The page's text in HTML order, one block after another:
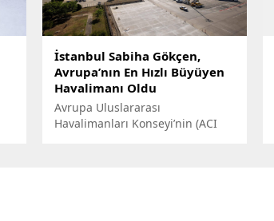
İstanbul Sabiha Gökçen,
Avrupa’nın En Hızlı Büyüyen
Havalimanı Oldu
Avrupa Uluslararası
Havalimanları Konseyi’nin (ACI